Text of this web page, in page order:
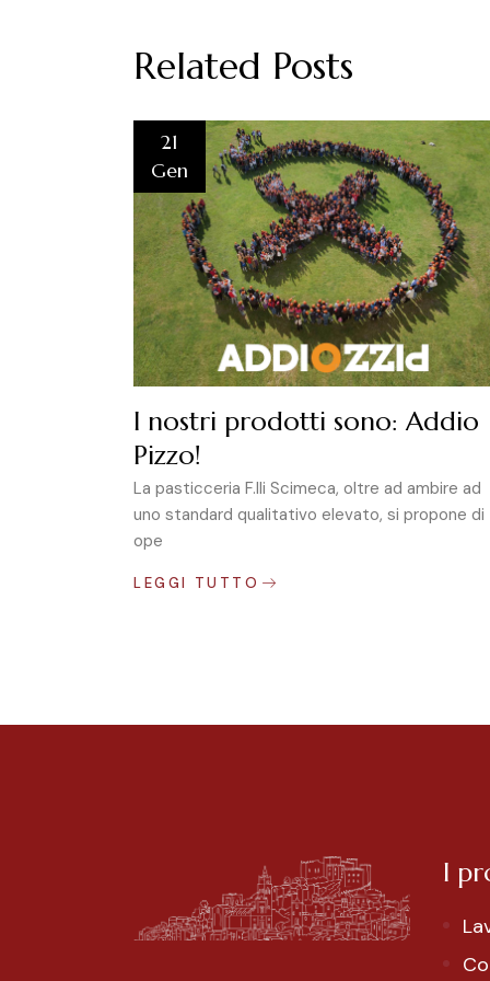
Related Posts
21
Gen
I nostri prodotti sono: Addio
Pizzo!
La pasticceria F.lli Scimeca, oltre ad ambire ad
uno standard qualitativo elevato, si propone di
ope
LEGGI TUTTO
I